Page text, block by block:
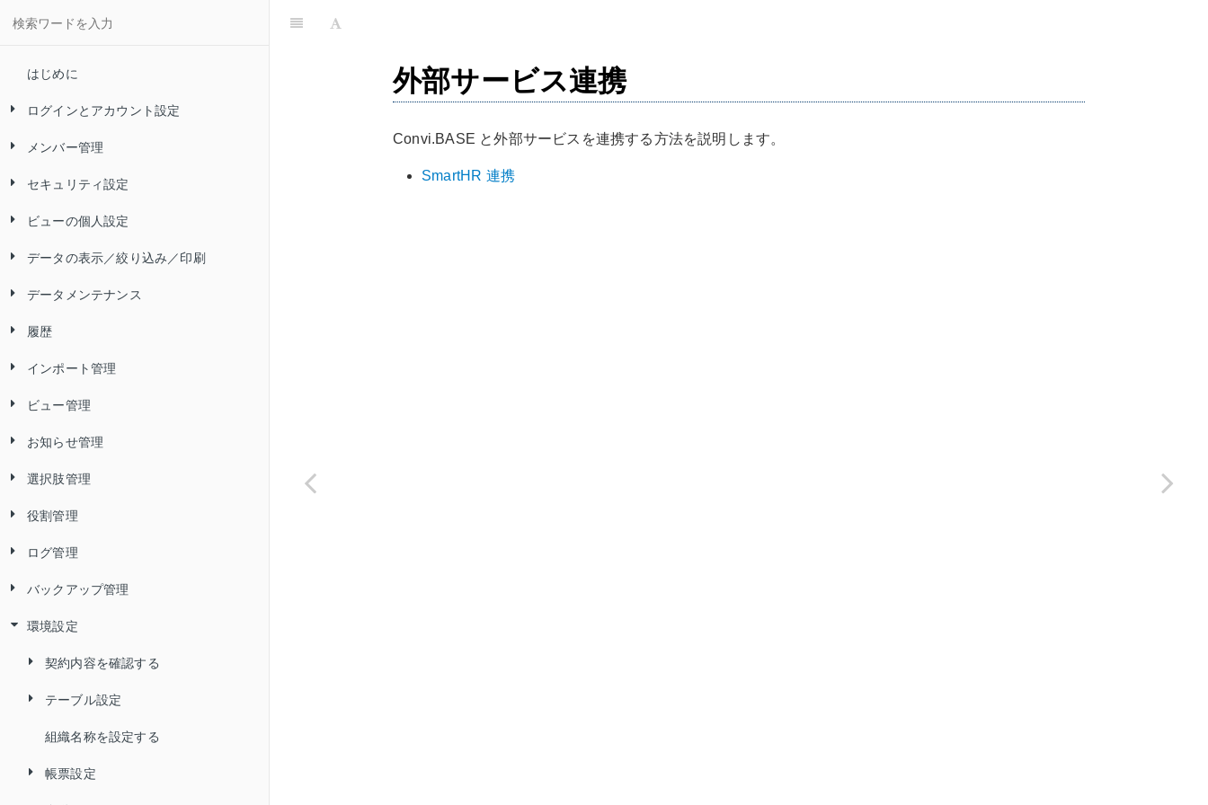
はじめに
ログインとアカウント設定
Convi.BASE にログインする
Convi.BASE からログアウトする
自分のパスワードを変更する
自分のパスワードをリセットする
二要素認証とは
自分の二要素認証を無効にする
二要素認証のトラブルシューティ
ログインに関するトラブルシューテ
メンバー管理
メンバーを追加する（アカウントの
削除）
ログイン ID を変更する
メンバーのパスワードを変更する
メンバーの二要素認証を無効にする
セキュリティ設定
アカウントロックを設定／解除する
パスワードポリシーを設定する
IP アドレス制限を設定する
SAML 認証を設定する
ビューの個人設定
ビューを検索する
ビューをお気に入りに登録する
ビューの表示・非表示を切り替える
データの表示／絞り込み／印刷
ビューのデータを表示する
フィルターを使ってデータを絞り込
絞り込む
表示する項目の表示・非表示を切り
る
データメンテナンス
データを追加する
データを編集する
複数のデータを編集する
データをごみ箱に移動する
ごみ箱のデータを元に戻す
ごみ箱のデータを完全に削除する
内容を変えずにデータを複製する
内容を再利用してデータを作成する
データをアーカイブする
アーカイブしたデータを確認する
アーカイブしたデータを元に戻す
データの URL をコピーする
データメンテナンスに関するトラブ
履歴
履歴を確認する
履歴を追加する
履歴を編集する
履歴を削除する
履歴を印刷する
履歴をエクスポートする
インポート管理
データを一括で追加／更新（インポ
ート）して、インポート定義を保存
て、データを一括で追加／更新する
インポート定義を削除する
管理項目の型ごとに指定できる書式
インポートに関するトラブルシュー
ビュー管理
ビューを作成する
日付条件（「今日」「昨日」「今
り込む
2 つのテーブル／ビューから新しい
る
項目グループを表示する／ビュー
お知らせ管理
お知らせを確認する
お知らせを追加する
お知らせを編集する
お知らせを削除する
選択肢管理
選択肢を追加する
選択肢リストの値を設定する
選択肢の利用状況を確認する
選択肢を編集する
選択肢を削除する
役割管理
役割を追加する
Convi.BASE の各操作に必要な権限
所属メンバーを編集する
役割を編集する
デフォルト役割を設定する
役割を複製する
役割を削除する
ログ管理
操作ログを確認する
バックアップ管理
バックアップを作成する
バックアップを編集する
バックアップを削除する
バックアップを復元する
環境設定
契約内容を確認する
ストレージ使用量を確認する
テーブル設定
テーブルの名称を変更する
テーブルの備考を変更する
組織名称を設定する
帳票設定
外部サービス連携
Convi.BASE と外部サービスを連携する方法を説明します。
SmartHR 連携